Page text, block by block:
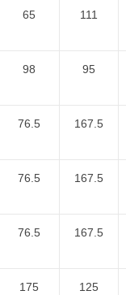
65 111
98 95
76.5 167.5
76.5 167.5
76.5 167.5
175 125